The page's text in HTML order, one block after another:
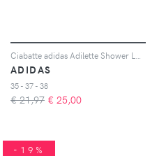
ADIDAS
35 - 37 - 38
€ 21,97 € 25,00
-19%